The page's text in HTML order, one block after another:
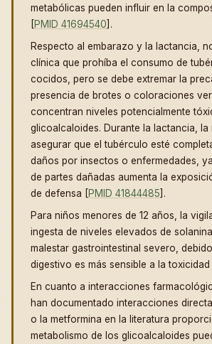
metabólicas pueden influir en la
[PMID 41694540].
Respecto al embarazo y la lactancia,
clínica que prohíba el consumo de
cocidos, pero se debe extremar la
presencia de brotes o coloraciones
concentran niveles potencialmente
glicoalcaloides. Durante la lactancia, la
asegurar que el tubérculo esté
daños por insectos o enfermedades,
de partes dañadas aumenta la
de defensa [PMID 41844485].
Para niños menores de 12 años, la
ingesta de niveles elevados de
malestar gastrointestinal severo,
digestivo es más sensible a la toxicidad
En cuanto a interacciones
han documentado interacciones
o la metformina en la literatura
metabolismo de los glicoalcaloides